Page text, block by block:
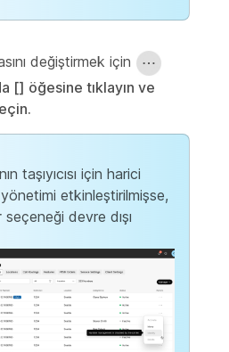
değiştirmek için
[] öğesine tıklayın ve
taşıyıcısı için harici
etkinleştirilmişse,
seçeneği devre dışı